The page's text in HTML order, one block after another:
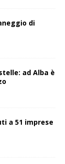
di
ad Alba è
a 51 imprese